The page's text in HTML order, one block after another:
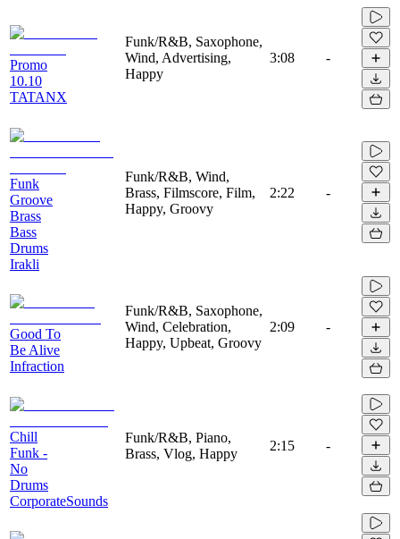
Promo
10.10
TATANX
Funk/R&B, Saxophone,
Wind, Advertising,
Happy
3:08 -
Funk
Groove
Brass
Bass
Drums
Irakli
Funk/R&B, Wind,
Brass, Filmscore, Film,
Happy, Groovy
2:22 -
Good To
Be Alive
Infraction
Funk/R&B, Saxophone,
Wind, Celebration,
Happy, Upbeat, Groovy
2:09 -
Chill
Funk -
No
Drums
CorporateSounds
Funk/R&B, Piano,
Brass, Vlog, Happy
2:15 -